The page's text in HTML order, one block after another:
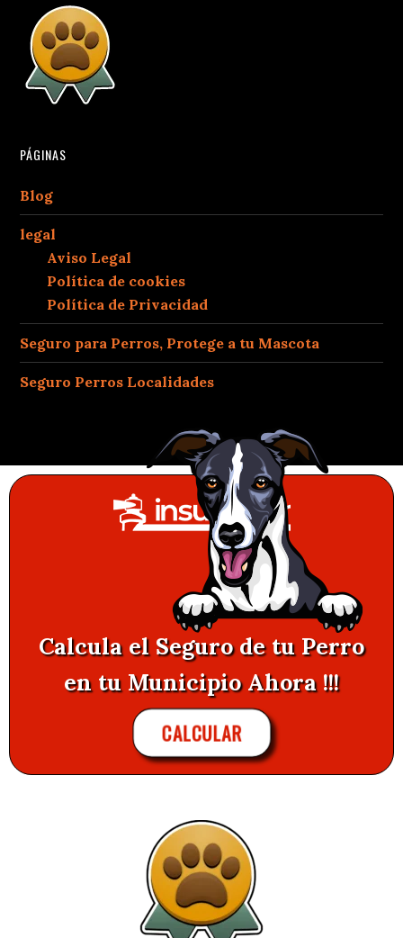
PÁGINAS
Blog
legal
Aviso Legal
Política de cookies
Política de Privacidad
Seguro para Perros, Protege a tu Mascota
Seguro Perros Localidades
Calcula el Seguro de tu Perro
en tu Municipio Ahora !!!
CALCULAR